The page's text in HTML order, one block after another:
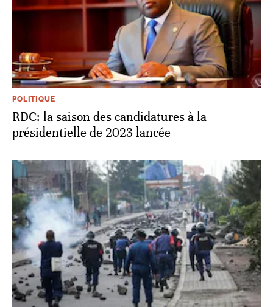
POLITIQUE
RDC: la saison des candidatures à la
présidentielle de 2023 lancée